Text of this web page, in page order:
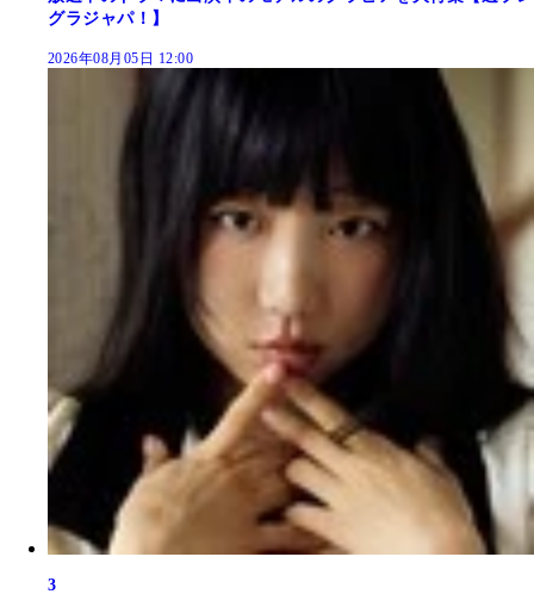
グラジャパ！】
2026年08月05日 12:00
3